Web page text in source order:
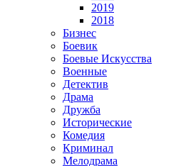
2019
2018
Бизнес
Боевик
Боевые Искусства
Военные
Детектив
Драма
Дружба
Исторические
Комедия
Криминал
Мелодрама